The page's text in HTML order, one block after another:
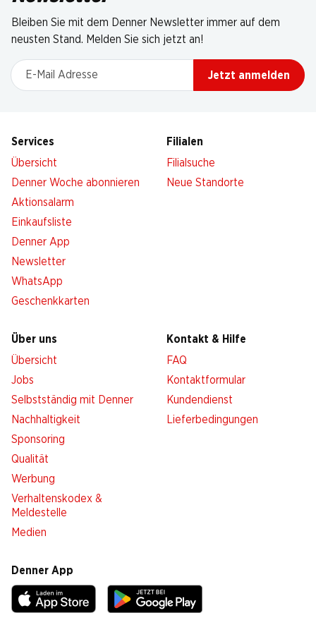
Bleiben Sie mit dem Denner Newsletter immer auf dem
neusten Stand. Melden Sie sich jetzt an!
E-Mail Adresse
Jetzt anmelden
Services
Übersicht
Denner Woche abonnieren
Aktionsalarm
Einkaufsliste
Denner App
Newsletter
WhatsApp
Geschenkkarten
Filialen
Filialsuche
Neue Standorte
Über uns
Übersicht
Jobs
Selbstständig mit Denner
Nachhaltigkeit
Sponsoring
Qualität
Werbung
Verhaltenskodex &
Meldestelle
Medien
Kontakt & Hilfe
FAQ
Kontaktformular
Kundendienst
Lieferbedingungen
Denner App